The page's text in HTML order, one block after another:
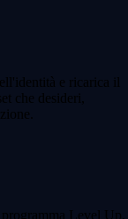
e ricarica il
che desideri,
Level Up,